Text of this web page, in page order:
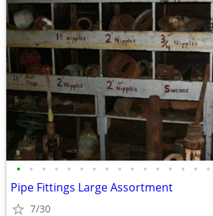
• • • • • • • • • • • • • • • •
Pipe Fittings Large Assortment
7/30